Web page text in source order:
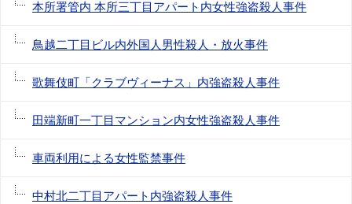
本所署管内 本所三丁目アパート内女性強盗殺人事件
鳥越二丁目ビル内外国人男性殺人・放火事件
歌舞伎町「クラブヴィーナス」内強盗殺人事件
田端新町一丁目マンション内女性強盗殺人事件
車両利用による女性監禁事件
中村北二丁目アパート内強盗殺人事件